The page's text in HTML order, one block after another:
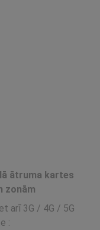
ātruma kartes
zonām
arī 3G / 4G / 5G
: